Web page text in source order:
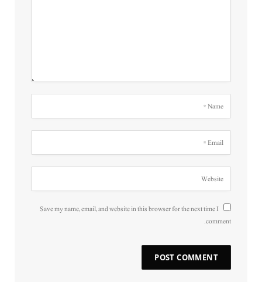
Save my name, email, and website in this browser for the next time I
comment.